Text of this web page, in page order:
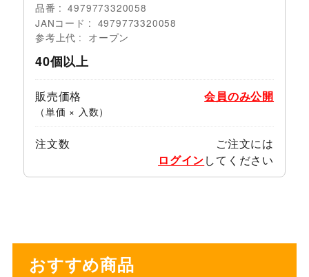
品番
4979773320058
JANコード
4979773320058
参考上代
オープン
40個以上
販売価格
（単価 × 入数）
会員のみ公開
注文数
ご注文には
ログインしてください
おすすめ商品